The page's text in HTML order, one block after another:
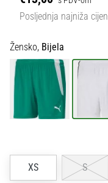
for
More
Pripremi
se
za
ženski
2025
dresovima
Posljednja najniža
Žensko, Bijela
XS S